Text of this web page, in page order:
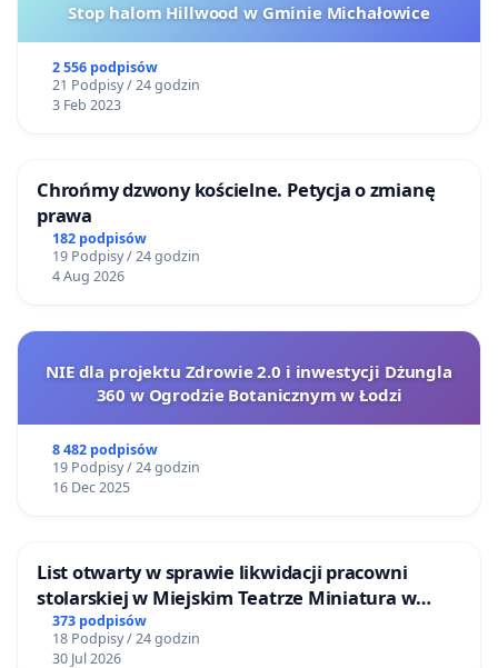
Stop halom Hillwood w Gminie Michałowice
2 556 podpisów
21 Podpisy / 24 godzin
3 Feb 2023
Chrońmy dzwony kościelne. Petycja o zmianę
prawa
182 podpisów
19 Podpisy / 24 godzin
4 Aug 2026
NIE dla projektu Zdrowie 2.0 i inwestycji Dżungla
360 w Ogrodzie Botanicznym w Łodzi
8 482 podpisów
19 Podpisy / 24 godzin
16 Dec 2025
List otwarty w sprawie likwidacji pracowni
stolarskiej w Miejskim Teatrze Miniatura w
Gdańsku
373 podpisów
18 Podpisy / 24 godzin
30 Jul 2026